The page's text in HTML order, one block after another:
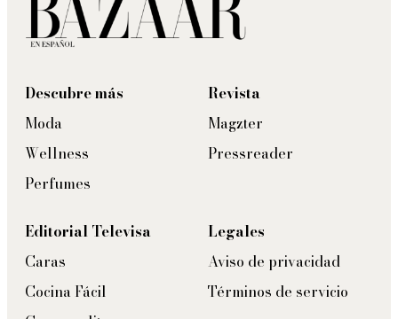
Descubre más
Moda
Wellness
Perfumes
Revista
Magzter
Pressreader
Editorial Televisa
Caras
Cocina Fácil
Legales
Aviso de privacidad
Términos de servicio